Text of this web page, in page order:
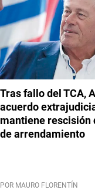
Tras fallo del TCA,
acuerdo
mantiene rescisión
de arrendamiento
POR MAURO FLORENTÍN